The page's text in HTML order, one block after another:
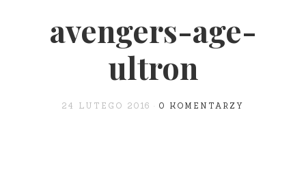
avengers-age-
ultron
24 LUTEGO 2016 0 KOMENTARZY